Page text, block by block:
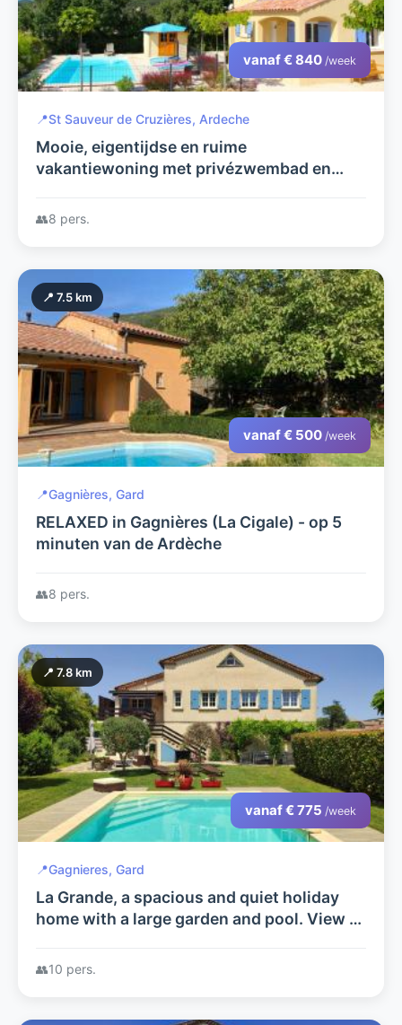
vanaf € 840 /week
📍St Sauveur de Cruzières, Ardeche
Mooie, eigentijdse en ruime
vakantiewoning met privézwembad en
👥8 pers.
📍 7.5 km
vanaf € 500 /week
📍Gagnières, Gard
RELAXED in Gagnières (La Cigale) - op 5
minuten van de Ardèche
👥8 pers.
📍 7.8 km
vanaf € 775 /week
📍Gagnieres, Gard
La Grande, a spacious and quiet holiday
home with a large garden and pool. View of
Ardèche, excellent location.
👥10 pers.